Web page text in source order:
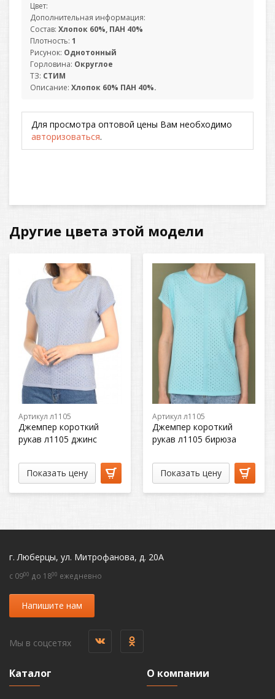
Цвет:
Дополнительная информация:
Состав: Хлопок 60%, ПАН 40%
Плотность: 1
Рисунок: Однотонный
Горловина: Округлое
ТЗ: СТИМ
Описание: Хлопок 60% ПАН 40%.
Для просмотра оптовой цены Вам необходимо
авторизоваться.
Другие цвета этой модели
Артикул л1105
Джемпер короткий
рукав л1105 джинс
Показать цену
Артикул л1105
Джемпер короткий
рукав л1105 бирюза
Показать цену
г. Люберцы, ул. Митрофанова, д. 20А
c 0900 до 1800 ежедневно
Напишите нам
Мы в соцсетях
Каталог О компании